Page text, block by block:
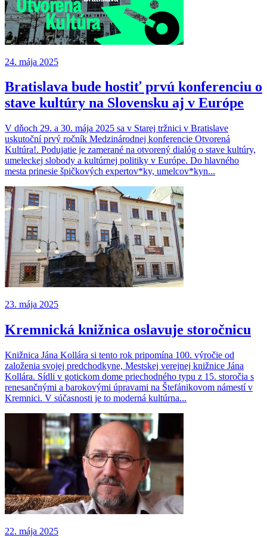
24. mája 2025
Bratislava bude hostiť prvú konferenciu o
stave kultúry na Slovensku aj v Európe
V dňoch 29. a 30. mája 2025 sa v Starej tržnici v Bratislave
uskutoční prvý ročník Medzinárodnej konferencie Otvorená
Kultúra!. Podujatie je zamerané na otvorený dialóg o stave kultúry,
umeleckej slobody a kultúrnej politiky v Európe. Do hlavného
mesta prinesie špičkových expertov*ky, umelcov*kyn...
23. mája 2025
Kremnická knižnica oslavuje storočnicu
Knižnica Jána Kollára si tento rok pripomína 100. výročie od
založenia svojej predchodkyne, Mestskej verejnej knižnice Jána
Kollára. Sídli v gotickom dome priechodného typu z 15. storočia s
renesančnými a barokovými úpravami na Štefánikovom námestí v
Kremnici. V súčasnosti je to moderná kultúrna...
22. mája 2025